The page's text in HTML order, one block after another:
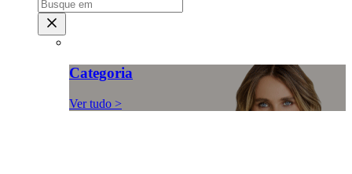
Categoria
Ver tudo >